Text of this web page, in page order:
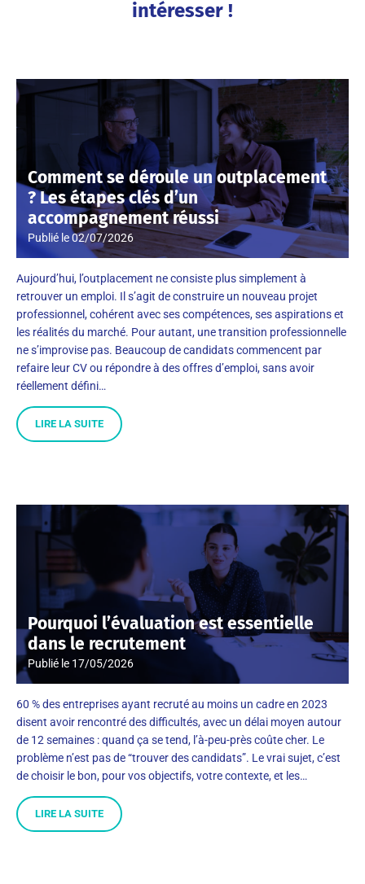
intéresser !
Comment se déroule un outplacement
? Les étapes clés d’un
accompagnement réussi
Publié le02/07/2026
Aujourd’hui, l’outplacement ne consiste plus simplement à
retrouver un emploi. Il s’agit de construire un nouveau projet
professionnel, cohérent avec ses compétences, ses aspirations et
les réalités du marché. Pour autant, une transition professionnelle
ne s’improvise pas. Beaucoup de candidats commencent par
refaire leur CV ou répondre à des offres d’emploi, sans avoir
réellement défini…
LIRE LA SUITE
Pourquoi l’évaluation est essentielle
dans le recrutement
Publié le 17/05/2026
60 % des entreprises ayant recruté au moins un cadre en 2023
disent avoir rencontré des difficultés, avec un délai moyen autour
de 12 semaines : quand ça se tend, l’à-peu-près coûte cher. Le
problème n’est pas de “trouver des candidats”. Le vrai sujet, c’est
de choisir le bon, pour vos objectifs, votre contexte, et les…
LIRE LA SUITE